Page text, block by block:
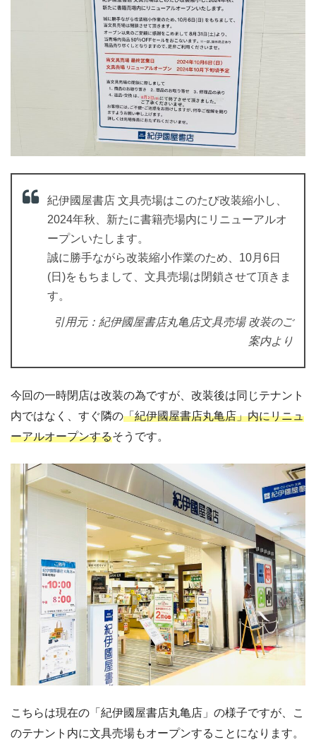
紀伊國屋書店 文具売場はこのたび改装縮小し、
2024年秋、新たに書籍売場内にリニューアルオ
ープンいたします。
誠に勝手ながら改装縮小作業のため、10月6日
(日)をもちまして、文具売場は閉鎖させて頂きま
す。
引用元：紀伊國屋書店丸亀店文具売場 改装のご
案内より
今回の一時閉店は改装の為ですが、改装後は同じテナント
内ではなく、すぐ隣の「紀伊國屋書店丸亀店」内にリニュ
ーアルオープンするそうです。
こちらは現在の「紀伊國屋書店丸亀店」の様子ですが、こ
のテナント内に文具売場もオープンすることになります。